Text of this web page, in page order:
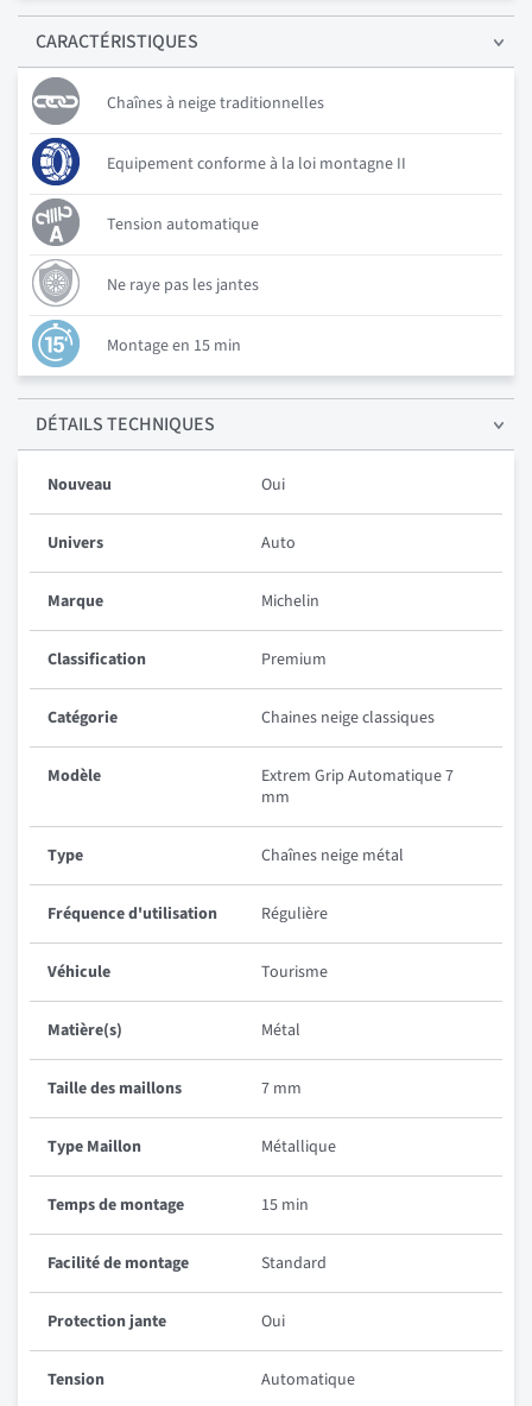
CARACTÉRISTIQUES
Chaînes à neige traditionnelles
Equipement conforme à la loi montagne II
Tension automatique
Ne raye pas les jantes
Montage en 15 min
DÉTAILSTECHNIQUES
Nouveau Oui
Univers Auto
Marque Michelin
Classification Premium
Catégorie Chaines neige classiques
Modèle
Extrem Grip Automatique 7
mm
Type Chaînes neige métal
Fréquence d'utilisation Régulière
Véhicule Tourisme
Matière(s) Métal
Taille des maillons 7 mm
Type Maillon Métallique
Temps de montage 15 min
Facilité de montage Standard
Protection jante Oui
Tension Automatique